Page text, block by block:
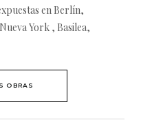
en Berlín,
York , Basilea,
OBRAS